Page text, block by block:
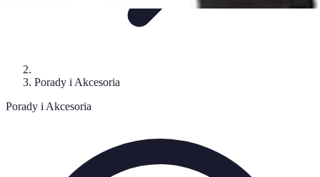
Porady i Akcesoria
Porady i Akcesoria